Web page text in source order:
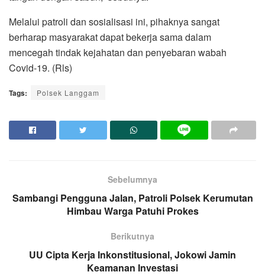
Melalui patroli dan sosialisasi ini, pihaknya sangat
berharap masyarakat dapat bekerja sama dalam
mencegah tindak kejahatan dan penyebaran wabah
Covid-19. (Rls)
Tags: Polsek Langgam
Sebelumnya
Sambangi Pengguna Jalan, Patroli Polsek Kerumutan
Himbau Warga Patuhi Prokes
Berikutnya
UU Cipta Kerja Inkonstitusional, Jokowi Jamin
Keamanan Investasi